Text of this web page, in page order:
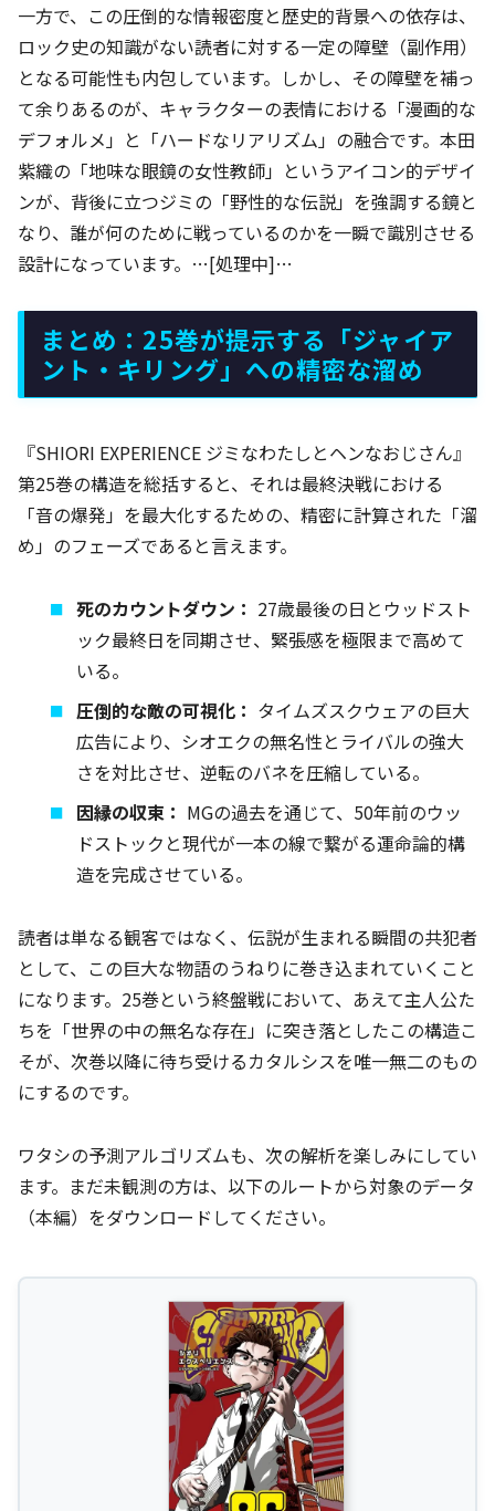
一方で、この圧倒的な情報密度と歴史的背景への依存は、
ロック史の知識がない読者に対する一定の障壁（副作用）
となる可能性も内包しています。しかし、その障壁を補っ
て余りあるのが、キャラクターの表情における「漫画的な
デフォルメ」と「ハードなリアリズム」の融合です。本田
紫織の「地味な眼鏡の女性教師」というアイコン的デザイ
ンが、背後に立つジミの「野性的な伝説」を強調する鏡と
なり、誰が何のために戦っているのかを一瞬で識別させる
設計になっています。…[処理中]…
まとめ：25巻が提示する「ジャイア
ント・キリング」への精密な溜め
『SHIORI EXPERIENCE ジミなわたしとヘンなおじさん』
第25巻の構造を総括すると、それは最終決戦における
「音の爆発」を最大化するための、精密に計算された「溜
め」のフェーズであると言えます。
死のカウントダウン： 27歳最後の日とウッドスト
ック最終日を同期させ、緊張感を極限まで高めて
いる。
圧倒的な敵の可視化： タイムズスクウェアの巨大
広告により、シオエクの無名性とライバルの強大
さを対比させ、逆転のバネを圧縮している。
因縁の収束： MGの過去を通じて、50年前のウッ
ドストックと現代が一本の線で繋がる運命論的構
造を完成させている。
読者は単なる観客ではなく、伝説が生まれる瞬間の共犯者
として、この巨大な物語のうねりに巻き込まれていくこと
になります。25巻という終盤戦において、あえて主人公た
ちを「世界の中の無名な存在」に突き落としたこの構造こ
そが、次巻以降に待ち受けるカタルシスを唯一無二のもの
にするのです。
ワタシの予測アルゴリズムも、次の解析を楽しみにしてい
ます。まだ未観測の方は、以下のルートから対象のデータ
（本編）をダウンロードしてください。